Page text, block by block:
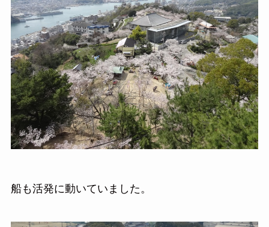
船も活発に動いていました。